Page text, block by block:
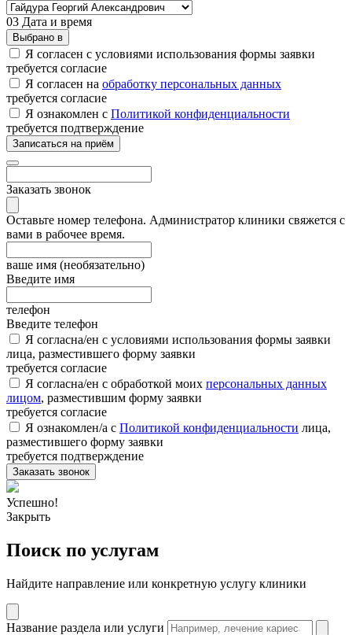
03 Дата и время
Выбрано в
Я согласен с условиями использования формы заявки
требуется согласие
Я согласен на обработку персональных данных
требуется согласие
Я ознакомлен с Политикой конфиденциальности
требуется подтверждение
Записаться на приём
Заказать звонок
Оставьте номер телефона. Администратор клиники свяжется с
вами в рабочее время.
ваше имя (необязательно)
Введите имя
телефон
Введите телефон
Я согласна/ен с условиями использования формы заявки
лица, разместившего форму заявки
требуется согласие
Я согласна/ен с обработкой моих персональных данных
лицом, разместившим форму заявки
требуется согласие
Я ознакомлен/а с Политикой конфиденциальности лица,
разместившего форму заявки
требуется подтверждение
Заказать звонок
Успешно!
Закрыть
Поиск по услугам
Найдите направление или конкретную услугу клиники
Название раздела или услуги